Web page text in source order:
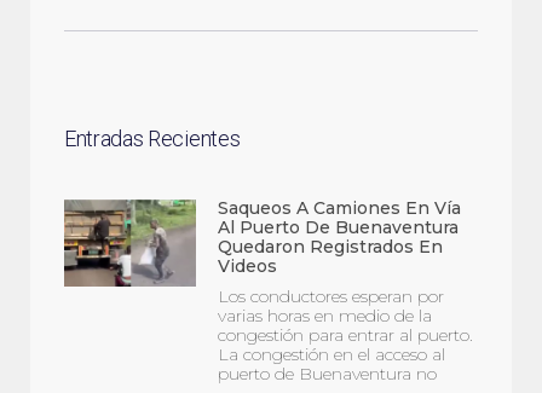
Entradas Recientes
Saqueos A Camiones En Vía
Al Puerto De Buenaventura
Quedaron Registrados En
Videos
Los conductores esperan por
varias horas en medio de la
congestión para entrar al puerto.
La congestión en el acceso al
puerto de Buenaventura no